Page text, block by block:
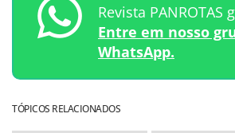
Revista PANROTAS
Entre em nosso
WhatsApp.
TÓPICOS RELACIONADOS